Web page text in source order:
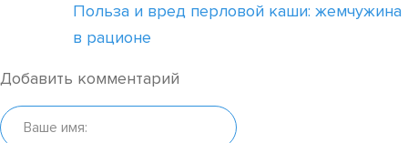
Польза и вред перловой каши: жемчужина
в рационе
Добавить комментарий